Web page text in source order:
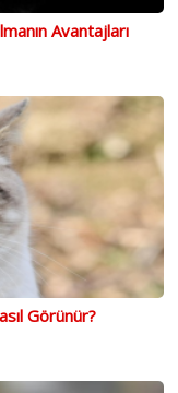
Avantajları
Görünür?